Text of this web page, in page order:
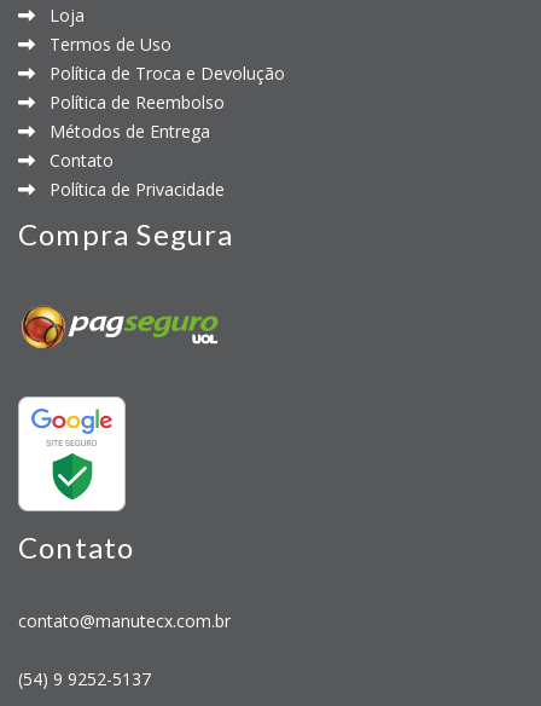
Loja
Termos de Uso
Política de Troca e Devolução
Política de Reembolso
Métodos de Entrega
Contato
Política de Privacidade
Compra Segura
Contato
contato@manutecx.com.br
(54) 9 9252-5137